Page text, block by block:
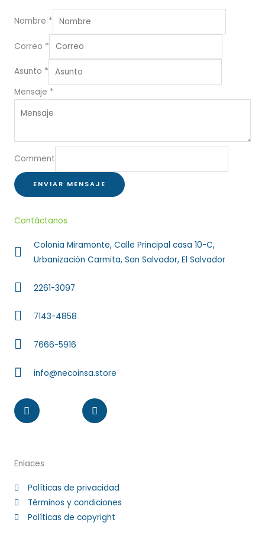
Nombre *
Correo *
Asunto *
Mensaje *
Comment
ENVIAR MENSAJE
Contáctanos
Colonia Miramonte, Calle Principal casa 10-C,
Urbanización Carmita, San Salvador, El Salvador
2261-3097
7143-4858
7666-5916
info@necoinsa.store
Instagram Facebook-
f
Enlaces
Políticas de privacidad
Términos y condiciones
Políticas de copyright